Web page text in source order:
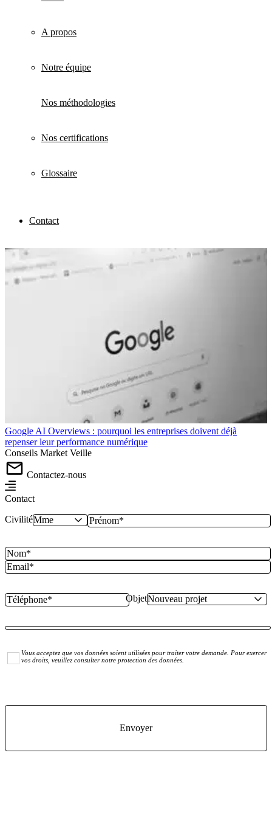
A propos
Notre équipe
Nos méthodologies
Nos certifications
Glossaire
Contact
Google AI Overviews : pourquoi les entreprises doivent déjà
repenser leur performance numérique
Conseils Market Veille
Contactez-nous
Contact
Civilité
Objet
Vous acceptez que vos données soient utilisées pour traiter votre demande. Pour exercer
vos droits, veuillez consulter notre protection des données.